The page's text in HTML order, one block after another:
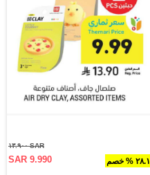
٢٨.١ % خصم
SAR ١٣.٩٠٠
SAR 9.990